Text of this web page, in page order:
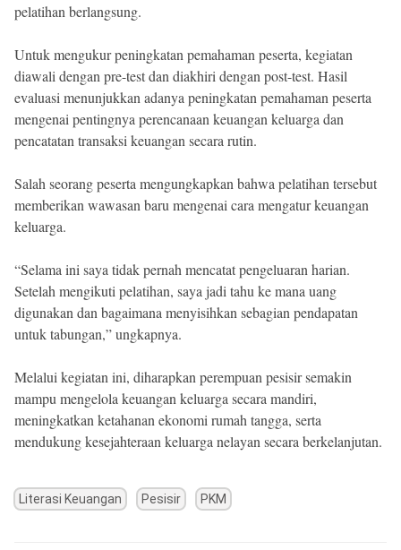
pelatihan berlangsung.
Untuk mengukur peningkatan pemahaman peserta, kegiatan
diawali dengan pre-test dan diakhiri dengan post-test. Hasil
evaluasi menunjukkan adanya peningkatan pemahaman peserta
mengenai pentingnya perencanaan keuangan keluarga dan
pencatatan transaksi keuangan secara rutin.
Salah seorang peserta mengungkapkan bahwa pelatihan tersebut
memberikan wawasan baru mengenai cara mengatur keuangan
keluarga.
“Selama ini saya tidak pernah mencatat pengeluaran harian.
Setelah mengikuti pelatihan, saya jadi tahu ke mana uang
digunakan dan bagaimana menyisihkan sebagian pendapatan
untuk tabungan,” ungkapnya.
Melalui kegiatan ini, diharapkan perempuan pesisir semakin
mampu mengelola keuangan keluarga secara mandiri,
meningkatkan ketahanan ekonomi rumah tangga, serta
mendukung kesejahteraan keluarga nelayan secara berkelanjutan.
Literasi Keuangan Pesisir PKM